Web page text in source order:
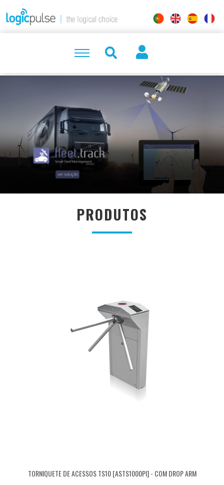
PRODUTOS
TORNIQUETE DE ACESSOS TS10 [ASTS1000PI] - COM DROP ARM